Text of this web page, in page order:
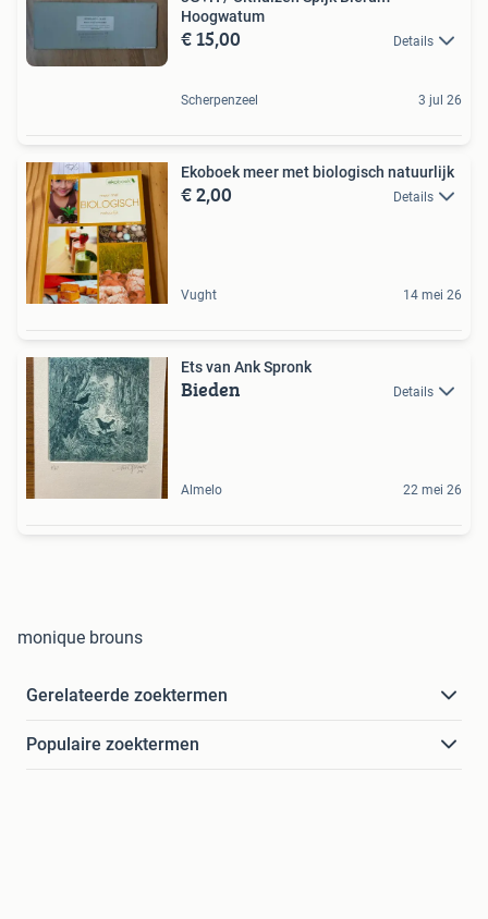
Hoogwatum
€ 15,00 Details
Scherpenzeel 3 jul 26
Ekoboek meer met biologisch natuurlijk
€ 2,00 Details
Vught 14 mei 26
Ets van Ank Spronk
Bieden Details
Almelo 22 mei 26
monique brouns
Gerelateerde zoektermen
Populaire zoektermen